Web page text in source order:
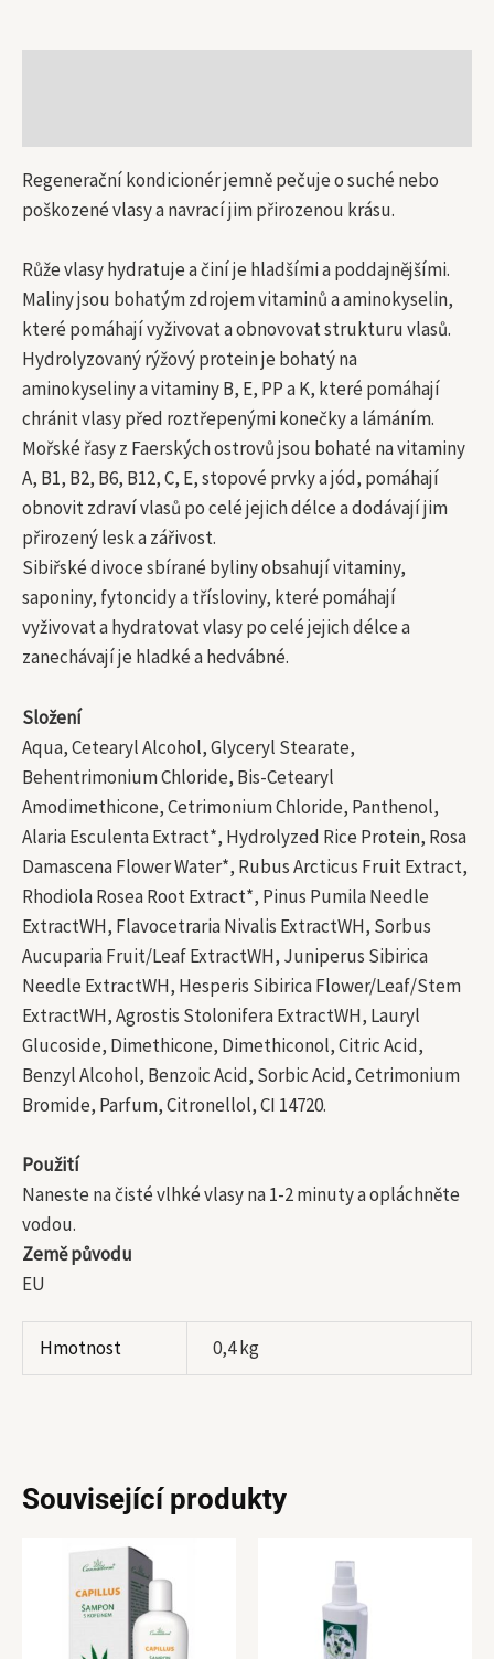
Regenerační kondicionér jemně pečuje o suché nebo
poškozené vlasy a navrací jim přirozenou krásu.
Růže vlasy hydratuje a činí je hladšími a poddajnějšími.
Maliny jsou bohatým zdrojem vitaminů a aminokyselin,
které pomáhají vyživovat a obnovovat strukturu vlasů.
Hydrolyzovaný rýžový protein je bohatý na
aminokyseliny a vitaminy B, E, PP a K, které pomáhají
chránit vlasy před roztřepenými konečky a lámáním.
Mořské řasy z Faerských ostrovů jsou bohaté na vitaminy
A, B1, B2, B6, B12, C, E, stopové prvky a jód, pomáhají
obnovit zdraví vlasů po celé jejich délce a dodávají jim
přirozený lesk a zářivost.
Sibiřské divoce sbírané byliny obsahují vitaminy,
saponiny, fytoncidy a třísloviny, které pomáhají
vyživovat a hydratovat vlasy po celé jejich délce a
zanechávají je hladké a hedvábné.
Složení
Aqua, Cetearyl Alcohol, Glyceryl Stearate,
Behentrimonium Chloride, Bis-Cetearyl
Amodimethicone, Cetrimonium Chloride, Panthenol,
Alaria Esculenta Extract*, Hydrolyzed Rice Protein, Rosa
Damascena Flower Water*, Rubus Arcticus Fruit Extract,
Rhodiola Rosea Root Extract*, Pinus Pumila Needle
ExtractWH, Flavocetraria Nivalis ExtractWH, Sorbus
Aucuparia Fruit/Leaf ExtractWH, Juniperus Sibirica
Needle ExtractWH, Hesperis Sibirica Flower/Leaf/Stem
ExtractWH, Agrostis Stolonifera ExtractWH, Lauryl
Glucoside, Dimethicone, Dimethiconol, Citric Acid,
Benzyl Alcohol, Benzoic Acid, Sorbic Acid, Cetrimonium
Bromide, Parfum, Citronellol, CI 14720.
Použití
Naneste na čisté vlhké vlasy na 1-2 minuty a opláchněte
vodou.
Země původu
EU
Hmotnost 0,4 kg
Související produkty